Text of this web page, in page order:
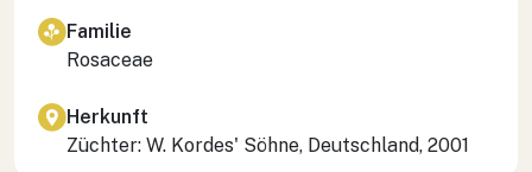
Familie
Rosaceae
Herkunft
Züchter: W. Kordes' Söhne, Deutschland, 2001